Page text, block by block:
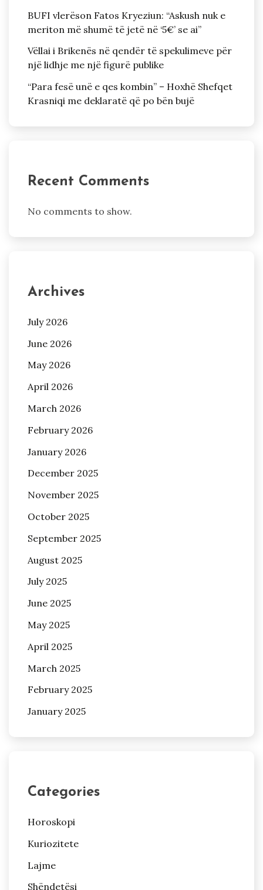
BUFI vlerëson Fatos Kryeziun: “Askush nuk e
meriton më shumë të jetë në ‘5€’ se ai”
Vëllai i Brikenës në qendër të spekulimeve për
një lidhje me një figurë publike
“Para fesë unë e qes kombin” – Hoxhë Shefqet
Krasniqi me deklaratë që po bën bujë
Recent Comments
No comments to show.
Archives
July 2026
June 2026
May 2026
April 2026
March 2026
February 2026
January 2026
December 2025
November 2025
October 2025
September 2025
August 2025
July 2025
June 2025
May 2025
April 2025
March 2025
February 2025
January 2025
Categories
Horoskopi
Kuriozitete
Lajme
Shëndetësi